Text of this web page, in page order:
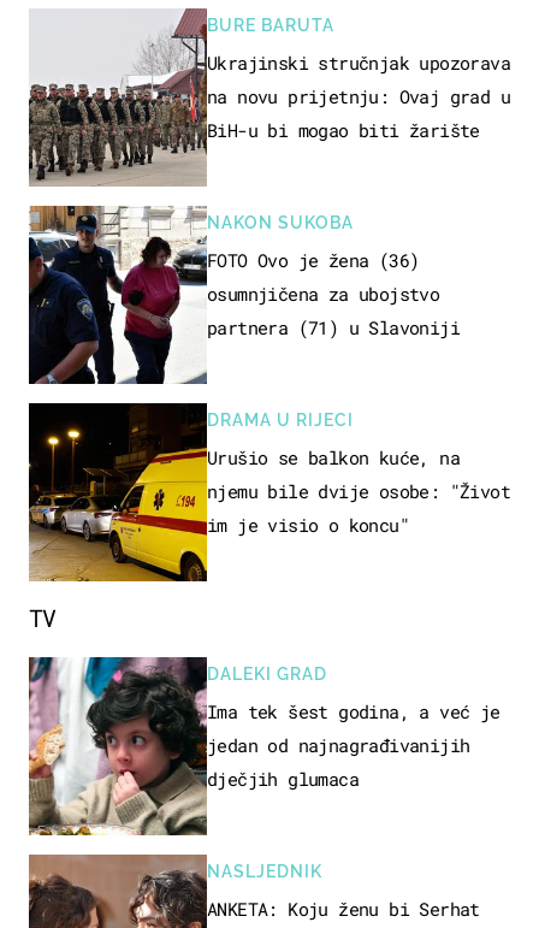
BURE BARUTA
Ukrajinski stručnjak upozorava
na novu prijetnju: Ovaj grad u
BiH-u bi mogao biti žarište
NAKON SUKOBA
FOTO Ovo je žena (36)
osumnjičena za ubojstvo
partnera (71) u Slavoniji
DRAMA U RIJECI
Urušio se balkon kuće, na
njemu bile dvije osobe: "Život
im je visio o koncu"
TV
DALEKI GRAD
Ima tek šest godina, a već je
jedan od najnagrađivanijih
dječjih glumaca
NASLJEDNIK
ANKETA: Koju ženu bi Serhat